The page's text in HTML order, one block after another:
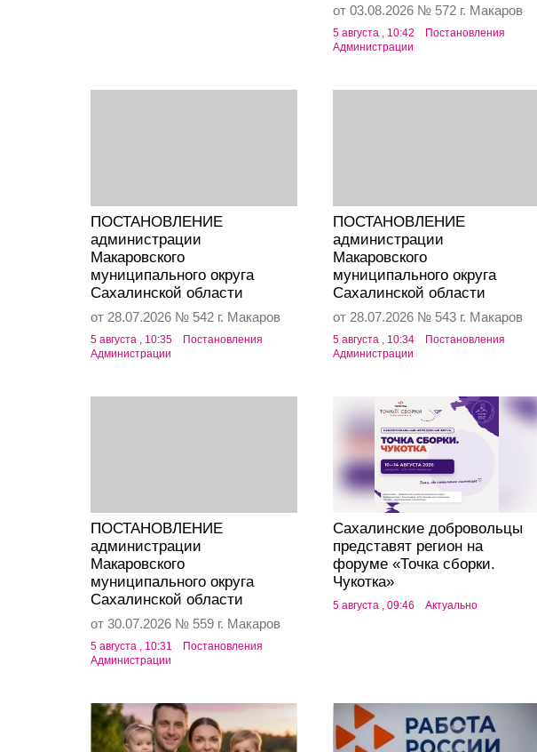
от 03.08.2026 № 572 г. Макаров
5 августа , 10:42
Постановления
Администрации
ПОСТАНОВЛЕНИЕ
администрации
Макаровского
муниципального округа
Сахалинской области
от 28.07.2026 № 542 г. Макаров
5 августа , 10:35
Постановления
Администрации
ПОСТАНОВЛЕНИЕ
администрации
Макаровского
муниципального округа
Сахалинской области
от 28.07.2026 № 543 г. Макаров
5 августа , 10:34
Постановления
Администрации
ПОСТАНОВЛЕНИЕ
администрации
Макаровского
муниципального округа
Сахалинской области
от 30.07.2026 № 559 г. Макаров
5 августа , 10:31
Постановления
Администрации
Сахалинские добровольцы
представят регион на
форуме «Точка сборки.
Чукотка»
5 августа , 09:46 Актуально